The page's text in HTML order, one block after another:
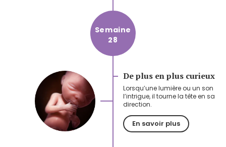
Semaine
28
De plus en plus curieux
Lorsqu’une lumière ou un son
l’intrigue, il tourne la tête en sa
direction.
En savoir plus